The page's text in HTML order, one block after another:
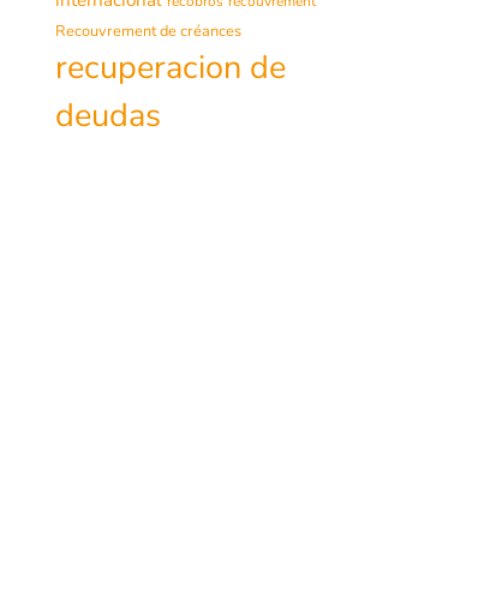
Recouvrement de créances
recuperacion de
deudas